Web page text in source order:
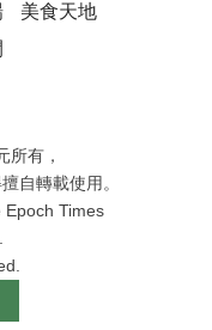
美食天地
所有，
自轉載使用。
Epoch Times